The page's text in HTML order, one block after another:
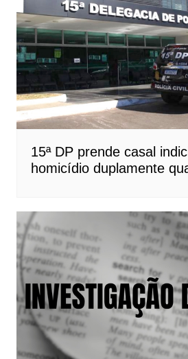
15ª DP prende casal
homicídio duplamente